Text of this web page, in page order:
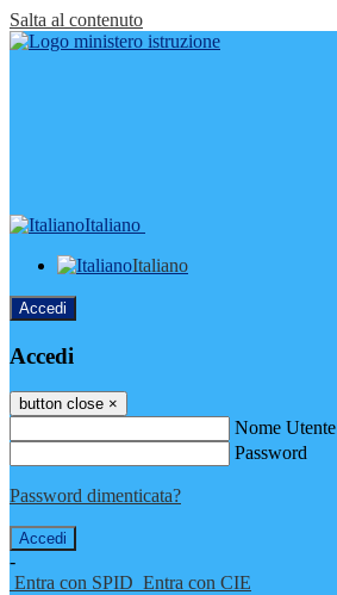
Salta al contenuto
Italiano
Italiano
Accedi
Accedi
button close ×
Nome Utente
Password
Password dimenticata?
-
Entra con SPID Entra con CIE